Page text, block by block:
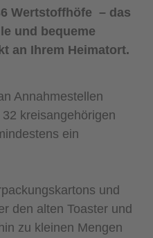
Wertstoffhöfe – das
und bequeme
an Ihrem Heimatort.
Annahmestellen
kreisangehörigen
ein
und
den alten Toaster und
zu kleinen Mengen